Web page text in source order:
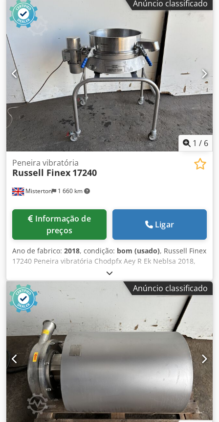
Airtech Stickstoff GmbH, como parceiro autorizado da
Parker. Também podemos assumir o serviço por si. Cjdpfx
Aben R Nausloha
Anúncio classificado
1 / 6
Misterton 1 660 km
Peneira vibratória
Russell Finex 17240
preços
Ligar
Ano de fabrico: 2018, condição: bom (usado), Russell Finex
17240 Peneira vibratória Chodpfx Aey R Ek Neblsa 2018,
peneira vibratória compacta em aço inox, diâmetro da
malha 550mm, móvel, trifásica
Anúncio classificado